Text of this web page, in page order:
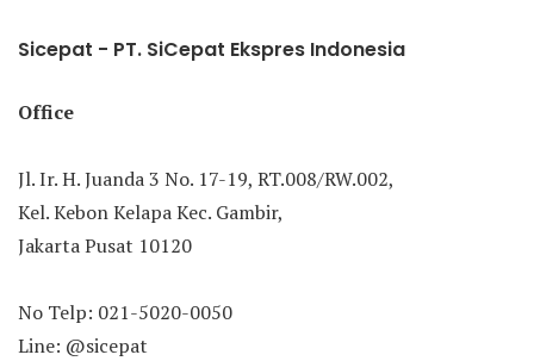
Sicepat - PT. SiCepat Ekspres Indonesia
Office
Jl. Ir. H. Juanda 3 No. 17-19, RT.008/RW.002,
Kel. Kebon Kelapa Kec. Gambir,
Jakarta Pusat 10120
No Telp: 021-5020-0050
Line: @sicepat